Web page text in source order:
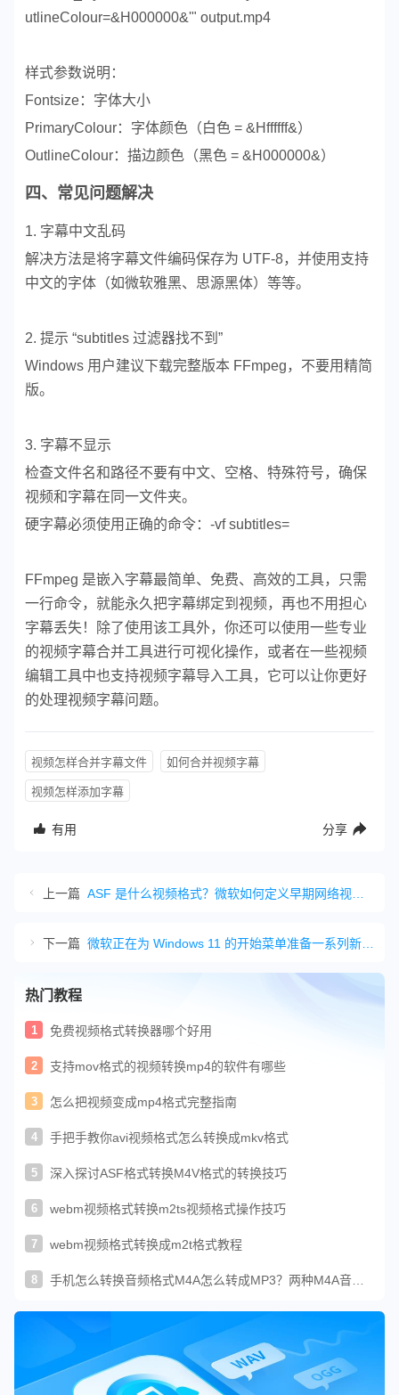
utlineColour=&H000000&'" output.mp4
样式参数说明：
Fontsize：字体大小
PrimaryColour：字体颜色（白色 = &Hffffff&）
OutlineColour：描边颜色（黑色 = &H000000&）
四、常见问题解决
1. 字幕中文乱码
解决方法是将字幕文件编码保存为 UTF-8，并使用支持
中文的字体（如微软雅黑、思源黑体）等等。
2. 提示 “subtitles 过滤器找不到”
Windows 用户建议下载完整版本 FFmpeg，不要用精简
版。
3. 字幕不显示
检查文件名和路径不要有中文、空格、特殊符号， 确保
视频和字幕在同一文件夹。
硬字幕必须使用正确的命令：-vf subtitles=
FFmpeg 是嵌入字幕最简单、免费、高效的工具，
只需
一行命令，就能永久把字幕绑定到视频，再也不用担心
字幕丢失！除了使用该工具外，你还可以使用一些专业
的视频字幕合并工具进行可视化操作，或者在一些视频
编辑工具中也支持视频字幕导入工具，它可以让你更好
的处理视频字幕问题。
视频怎样合并字幕文件 如何合并视频字幕
视频怎样添加字幕
有用 分享
上一篇 ASF 是什么视频格式？微软如何定义早期网络视频时代
下一篇 微软正在为 Windows 11 的开始菜单准备一系列新的改进
热门教程
1 免费视频格式转换器哪个好用
2 支持mov格式的视频转换mp4的软件有哪些
3 怎么把视频变成mp4格式完整指南
4 手把手教你avi视频格式怎么转换成mkv格式
5 深入探讨ASF格式转换M4V格式的转换技巧
6 webm视频格式转换m2ts视频格式操作技巧
7 webm视频格式转换成m2t格式教程
8
手机怎么转换音频格式M4A怎么转成MP3？两种M4A音频